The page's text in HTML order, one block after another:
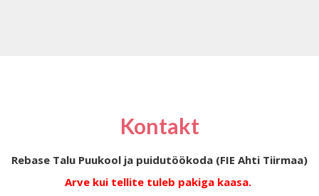
Kontakt
Rebase Talu Puukool ja puidutöökoda (FIE Ahti Tiirmaa)
Arve kui tellite tuleb pakiga kaasa.